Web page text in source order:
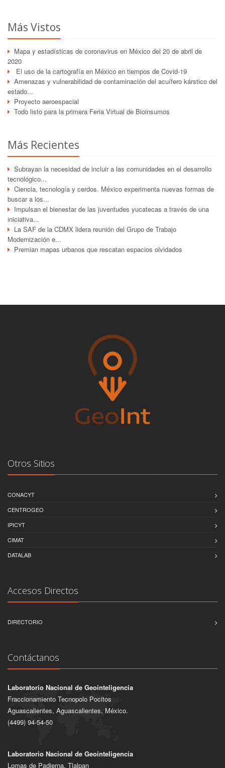
Más Vistos
Mapa y estadísticas de coronavirus en México del 20 de abril de
2020
El uso de la cartografía en México en tiempos de Covid-19
Amenazas y vulnerabilidad de contaminación del acuífero kárstico del
estado...
Proyecto aeroespacial
Todo listo para la primera Feria Virtual de Bioinsumos
Más Recientes
Subrayan la necesidad de incluir a las comunidades en el desarrollo
tecnológico...
Ciencia, tecnología y cerdos. México experimenta nuevas formas de
buscar a los...
Impulsan el bienestar de las juventudes yucatecas a través de una
iniciativa...
La SAF de la CDMX lidera reunión del Grupo de Trabajo
Modernización e...
Premian mapas urbanos que rescatan espacios olvidados
Otros Sitios
CONACYT
CENTROGEO
IPICYT
CIMAT
DATALAB
Accesos Directos
DIRECTORIO
Contáctanos
Laboratorio Nacional de Geointeligencia
Fraccionamiento Tecnopolo Pocitos
Aguascalientes, Aguascalientes, México.
(4499) 94-54-50
Laboratorio Nacional de Geointeligencia
Lomas de Padierna, Tlalpan